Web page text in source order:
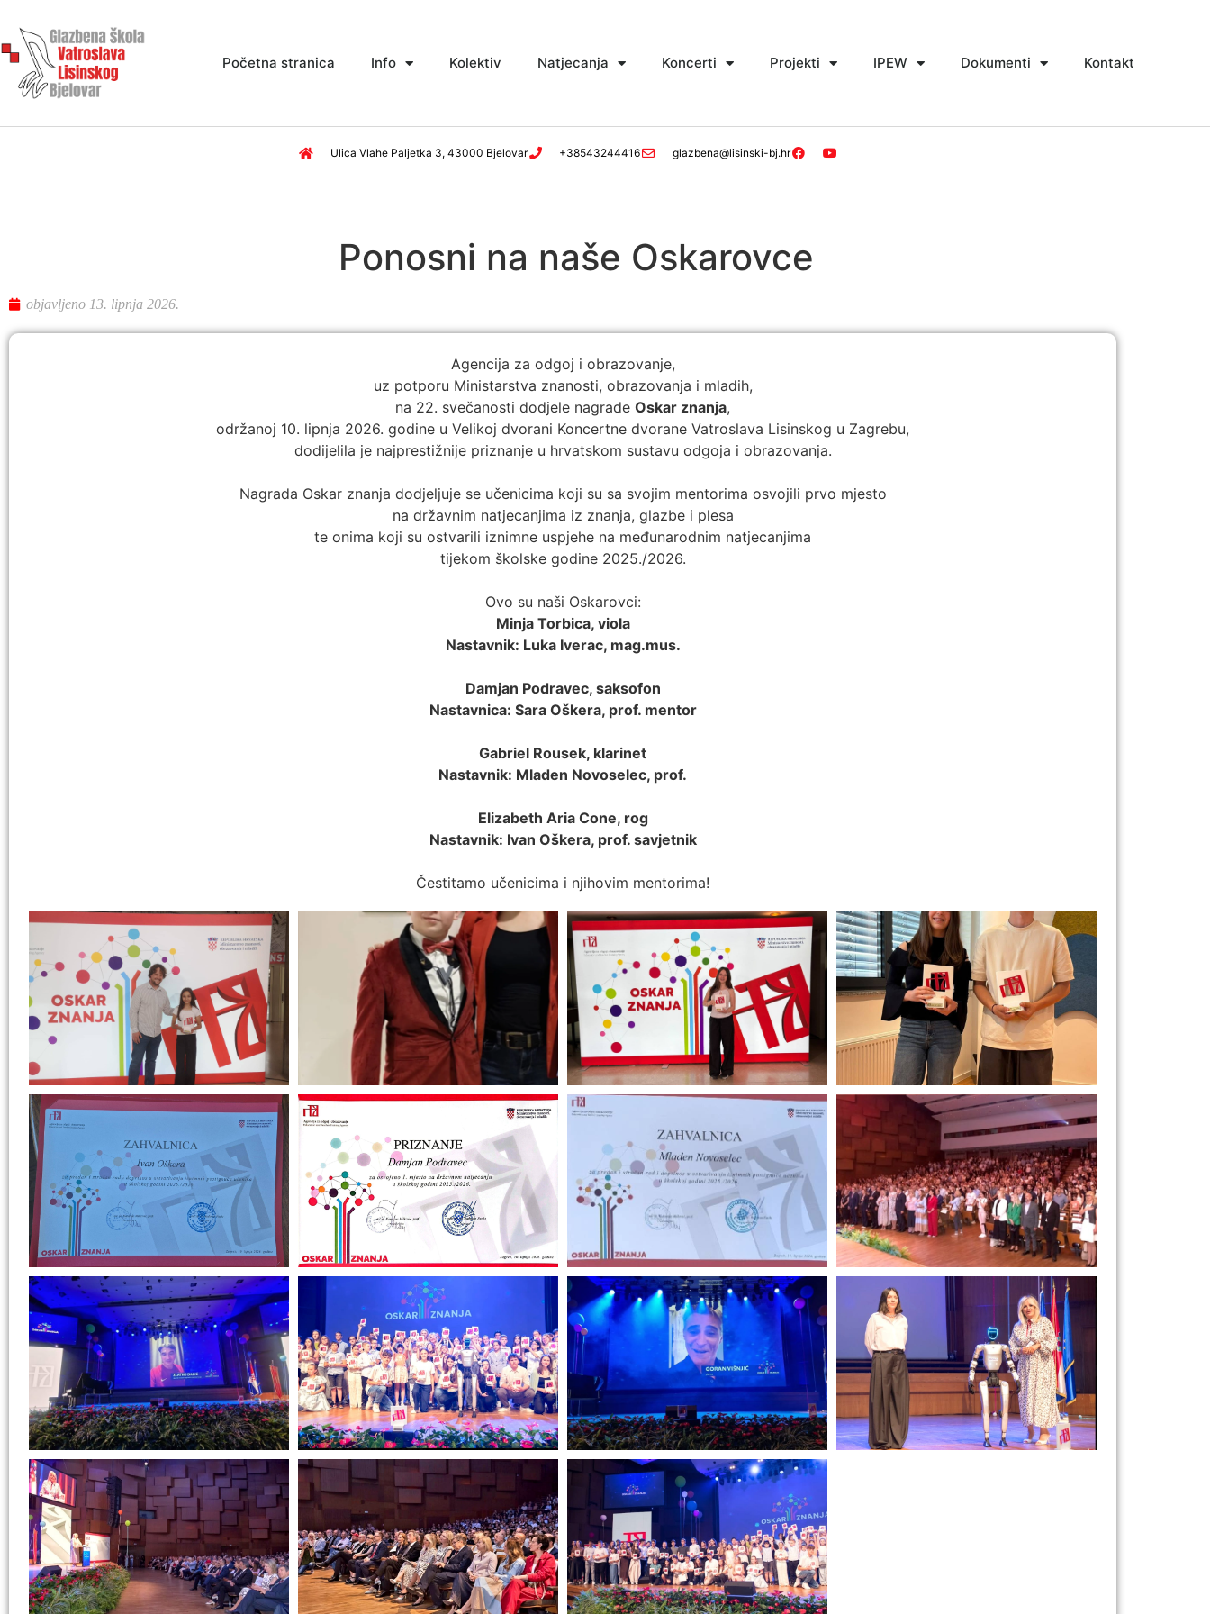
Početna stranica Info Kolektiv Natjecanja Koncerti Projekti IPEW Dokumenti Kontakt
Ulica Vlahe Paljetka 3, 43000 Bjelovar +38543244416 glazbena@lisinski-bj.hr
Ponosni na naše Oskarovce
objavljeno 13. lipnja 2026.
Agencija za odgoj i obrazovanje,
uz potporu Ministarstva znanosti, obrazovanja i mladih,
na 22. svečanosti dodjele nagradeOskar znanja,
održanoj 10. lipnja 2026. godine u Velikoj dvorani Koncertne dvorane Vatroslava Lisinskog u Zagrebu,
dodijelila je najprestižnije priznanje u hrvatskom sustavu odgoja i obrazovanja.
Nagrada Oskar znanja dodjeljuje se učenicima koji su sa svojim mentorima osvojili prvo mjesto
na državnim natjecanjima iz znanja, glazbe i plesa
te onima koji su ostvarili iznimne uspjehe na međunarodnim natjecanjima
tijekom školske godine 2025./2026.
Ovo su naši Oskarovci:
Minja Torbica, viola
Nastavnik: Luka Iverac, mag.mus.
Damjan Podravec, saksofon
Nastavnica: Sara Oškera, prof. mentor
Gabriel Rousek, klarinet
Nastavnik: Mladen Novoselec, prof.
Elizabeth Aria Cone, rog
Nastavnik: Ivan Oškera, prof. savjetnik
Čestitamo učenicima i njihovim mentorima!